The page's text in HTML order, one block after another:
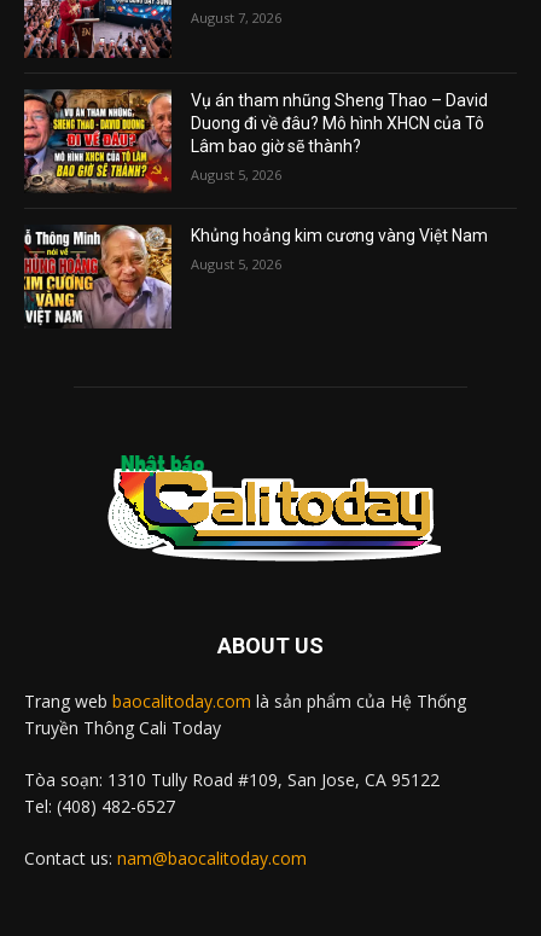
August 7, 2026
Vụ án tham nhũng Sheng Thao – David
Duong đi về đâu? Mô hình XHCN của Tô
Lâm bao giờ sẽ thành?
August 5, 2026
Khủng hoảng kim cương vàng Việt Nam
August 5, 2026
ABOUT US
Trang web baocalitoday.com là sản phẩm của Hệ Thống
Truyền Thông Cali Today
Tòa soạn: 1310 Tully Road #109, San Jose, CA 95122
Tel: (408) 482-6527
Contact us: nam@baocalitoday.com